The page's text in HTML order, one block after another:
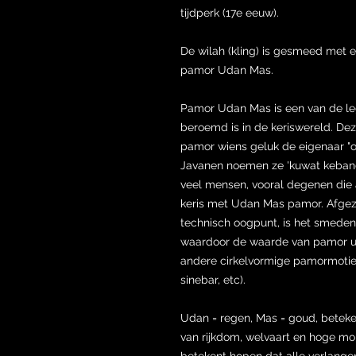
tijdperk (17e eeuw).
De wilah (kling) is gesmeed met
pamor Udan Mas.
Pamor Udan Mas is een van de
beroemd is in de keriswereld.
pamor wiens geluk de eigenaar
Javanen noemen ze 'kuwat
veel mensen, vooral degenen
keris met Udan Mas pamor.
technisch oogpunt, is het
waardoor de waarde van pamor
andere cirkelvormige
sinebar, etc).
Udan = regen, Mas = goud,
van rijkdom, welvaart en hoge